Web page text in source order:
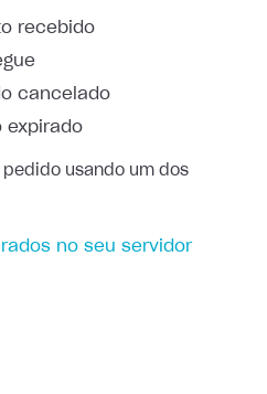
recebido
cancelado
expirado
usando um dos
no seu servidor